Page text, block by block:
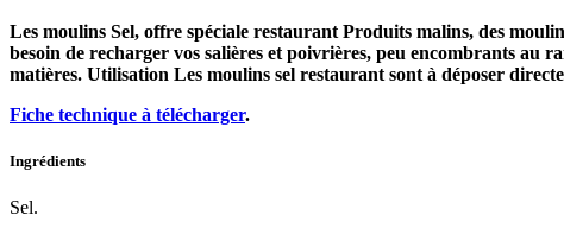
Les moulins Sel, offre spéciale restaurant Produits malins, des
besoin de recharger vos salières et poivrières, peu encombrants au
matières. Utilisation Les moulins sel restaurant sont à déposer
Fiche technique à télécharger.
Ingrédients
Sel.